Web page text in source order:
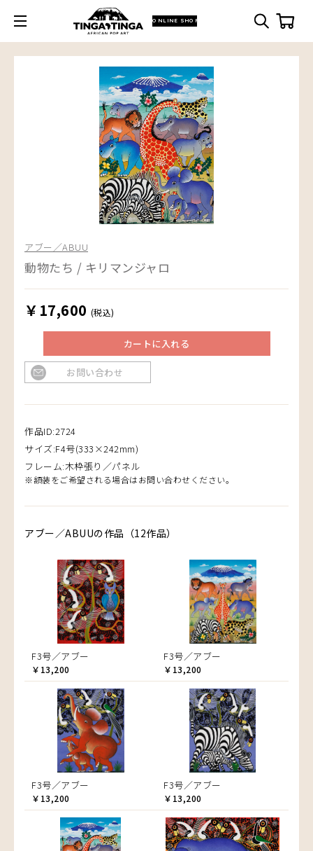
ONLINE SHOP
アブー／ABUU
動物たち / キリマンジャロ
￥17,600 (税込)
カートに入れる
お問い合わせ
作品ID:2724
サイズ:F4号(333×242mm)
フレーム:木枠張り／パネル
※額装をご希望される場合はお問い合わせください。
アブー／ABUUの作品（12作品）
F3号／アブー
￥13,200
F3号／アブー
￥13,200
F3号／アブー
￥13,200
F3号／アブー
￥13,200